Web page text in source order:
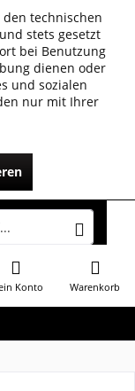
den technischen
stets gesetzt
bei Benutzung
dienen oder
und sozialen
nur mit Ihrer
Warenkorb
Konto